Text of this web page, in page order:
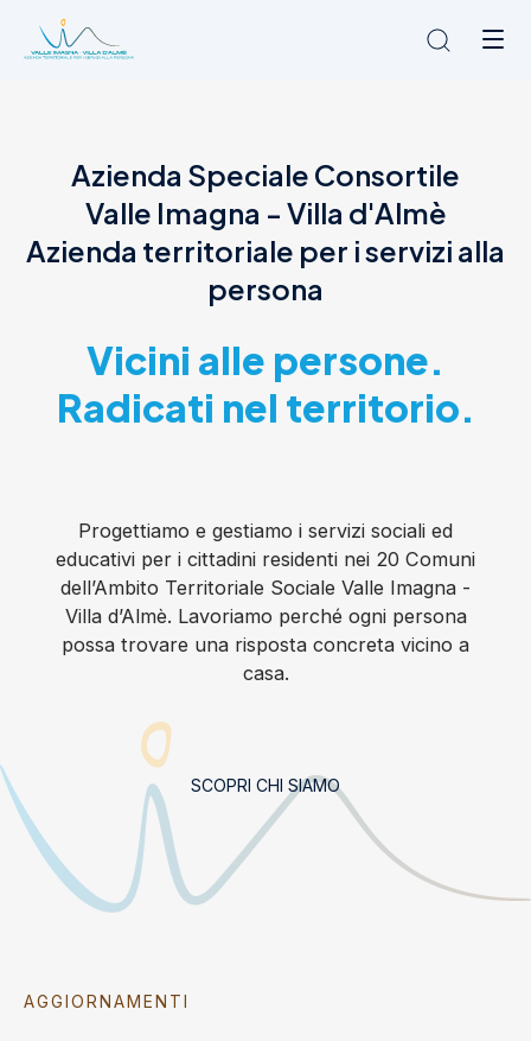
L'Ambito
Cosa facciamo
News
Amministrazione trasparente
Azienda Speciale Consortile
Valle Imagna - Villa d'Almè
Azienda territoriale per i servizi alla
persona
Vicini alle persone.
Radicati nel territorio.
Progettiamo e gestiamo i servizi sociali ed
educativi per i cittadini residenti nei 20 Comuni
dell’Ambito Territoriale Sociale Valle Imagna -
Villa d’Almè. Lavoriamo perché ogni persona
possa trovare una risposta concreta vicino a
casa.
SCOPRI CHI SIAMO
AGGIORNAMENTI